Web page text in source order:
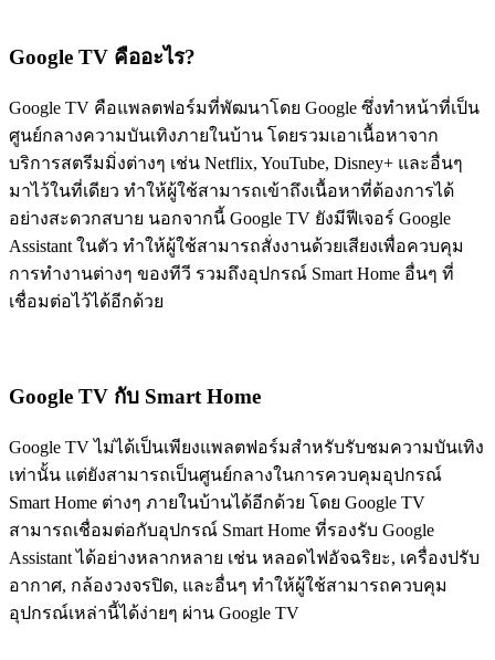
Google TV คืออะไร?
Google TV คือแพลตฟอร์มที่พัฒนาโดย Google ซึ่งทำหน้าที่เป็น
ศูนย์กลางความบันเทิงภายในบ้าน โดยรวมเอาเนื้อหาจาก
บริการสตรีมมิ่งต่างๆ เช่น Netflix, YouTube, Disney+ และอื่นๆ
มาไว้ในที่เดียว ทำให้ผู้ใช้สามารถเข้าถึงเนื้อหาที่ต้องการได้
อย่างสะดวกสบาย นอกจากนี้ Google TV ยังมีฟีเจอร์ Google
Assistant ในตัว ทำให้ผู้ใช้สามารถสั่งงานด้วยเสียงเพื่อควบคุม
การทำงานต่างๆ ของทีวี รวมถึงอุปกรณ์ Smart Home อื่นๆ ที่
เชื่อมต่อไว้ได้อีกด้วย
Google TV กับ Smart Home
Google TV ไม่ได้เป็นเพียงแพลตฟอร์มสำหรับรับชมความบันเทิง
เท่านั้น แต่ยังสามารถเป็นศูนย์กลางในการควบคุมอุปกรณ์
Smart Home ต่างๆ ภายในบ้านได้อีกด้วย โดย Google TV
สามารถเชื่อมต่อกับอุปกรณ์ Smart Home ที่รองรับ Google
Assistant ได้อย่างหลากหลาย เช่น หลอดไฟอัจฉริยะ, เครื่องปรับ
อากาศ, กล้องวงจรปิด, และอื่นๆ ทำให้ผู้ใช้สามารถควบคุม
อุปกรณ์เหล่านี้ได้ง่ายๆ ผ่าน Google TV